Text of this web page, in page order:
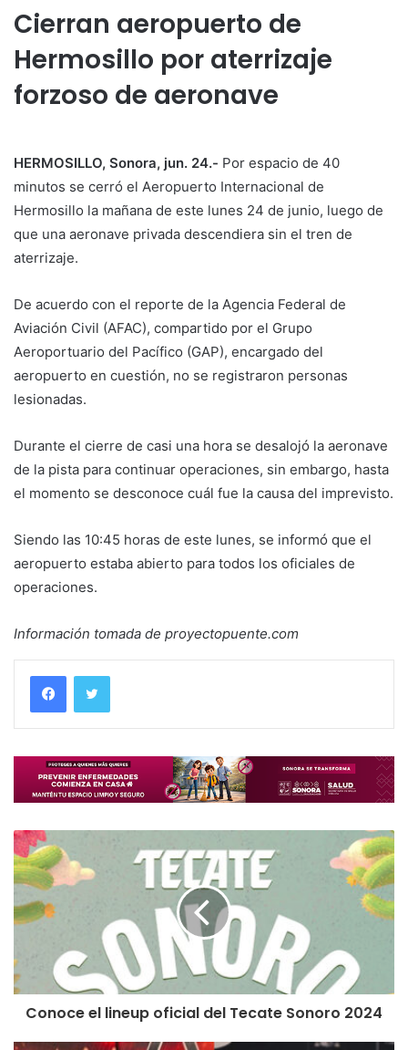
Cierran aeropuerto de
Hermosillo por aterrizaje
forzoso de aeronave
HERMOSILLO, Sonora, jun. 24.- Por espacio de 40
minutos se cerró el Aeropuerto Internacional de
Hermosillo la mañana de este lunes 24 de junio, luego de
que una aeronave privada descendiera sin el tren de
aterrizaje.
De acuerdo con el reporte de la Agencia Federal de
Aviación Civil (AFAC), compartido por el Grupo
Aeroportuario del Pacífico (GAP), encargado del
aeropuerto en cuestión, no se registraron personas
lesionadas.
Durante el cierre de casi una hora se desalojó la aeronave
de la pista para continuar operaciones, sin embargo, hasta
el momento se desconoce cuál fue la causa del imprevisto.
Siendo las 10:45 horas de este lunes, se informó que el
aeropuerto estaba abierto para todos los oficiales de
operaciones.
Información tomada de proyectopuente.com
Conoce el lineup oficial del Tecate Sonoro 2024